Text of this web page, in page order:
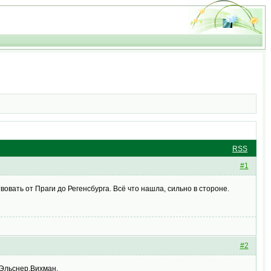
RSS
#1
от Праги до Регенсбурга. Всё что нашла, сильно в стороне.
#2